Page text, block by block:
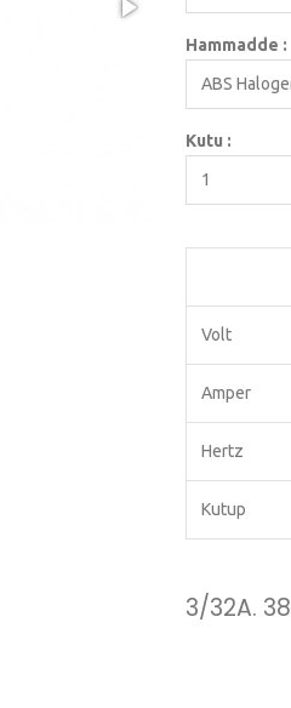
Hammadde :
ABS
Kutu :
1
Volt
Amper
Hertz
Kutup
3/32A.